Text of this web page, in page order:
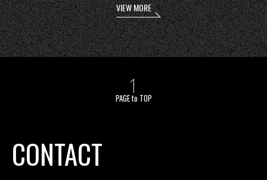
VIEW MORE
PAGE to TOP
CONTACT